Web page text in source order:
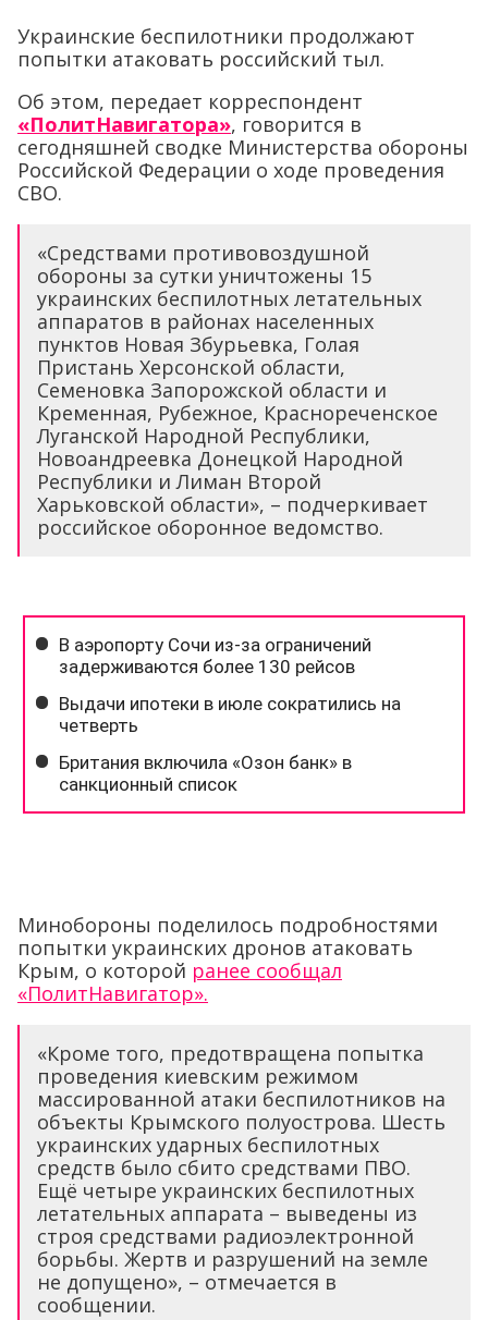
Украинские беспилотники продолжают
попытки атаковать российский тыл.
Об этом, передает корреспондент
«ПолитНавигатора», говорится в
сегодняшней сводке Министерства обороны
Российской Федерации о ходе проведения
СВО.
«Средствами противовоздушной
обороны за сутки уничтожены 15
украинских беспилотных летательных
аппаратов в районах населенных
пунктов Новая Збурьевка, Голая
Пристань Херсонской области,
Семеновка Запорожской области и
Кременная, Рубежное, Краснореченское
Луганской Народной Республики,
Новоандреевка Донецкой Народной
Республики и Лиман Второй
Харьковской области», – подчеркивает
российское оборонное ведомство.
Минобороны поделилось подробностями
попытки украинских дронов атаковать
Крым, о которой ранее сообщал
«ПолитНавигатор».
«Кроме того, предотвращена попытка
проведения киевским режимом
массированной атаки беспилотников на
объекты Крымского полуострова. Шесть
украинских ударных беспилотных
средств было сбито средствами ПВО.
Ещё четыре украинских беспилотных
летательных аппарата – выведены из
строя средствами радиоэлектронной
борьбы. Жертв и разрушений на земле
не допущено», – отмечается в
сообщении.